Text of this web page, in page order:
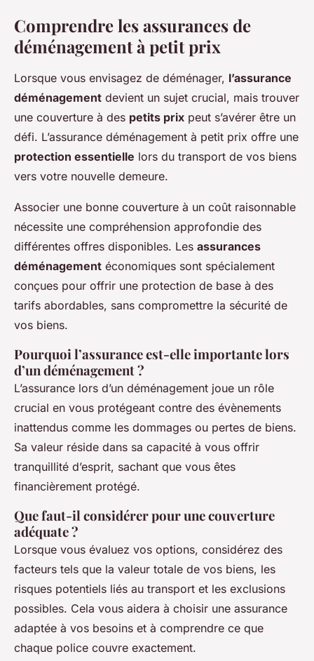
Comprendre les assurances de
déménagement à petit prix
Lorsque vous envisagez de déménager, l’assurance
déménagement devient un sujet crucial, mais trouver
une couverture à des petits prix peut s’avérer être un
défi. L’assurance déménagement à petit prix offre une
protection essentielle lors du transport de vos biens
vers votre nouvelle demeure.
Associer une bonne couverture à un coût raisonnable
nécessite une compréhension approfondie des
différentes offres disponibles. Les assurances
déménagement économiques sont spécialement
conçues pour offrir une protection de base à des
tarifs abordables, sans compromettre la sécurité de
vos biens.
Pourquoi l’assurance est-elle importante lors
d’un déménagement ?
L’assurance lors d’un déménagement joue un rôle
crucial en vous protégeant contre des évènements
inattendus comme les dommages ou pertes de biens.
Sa valeur réside dans sa capacité à vous offrir
tranquillité d’esprit, sachant que vous êtes
financièrement protégé.
Que faut-il considérer pour une couverture
adéquate ?
Lorsque vous évaluez vos options, considérez des
facteurs tels que la valeur totale de vos biens, les
risques potentiels liés au transport et les exclusions
possibles. Cela vous aidera à choisir une assurance
adaptée à vos besoins et à comprendre ce que
chaque police couvre exactement.